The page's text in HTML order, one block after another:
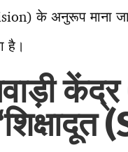
के अनुरूप माना
है।